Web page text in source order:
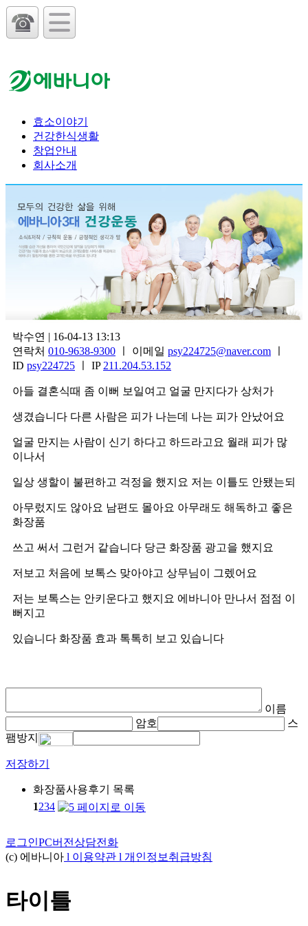
효소이야기
건강한식생활
창업안내
회사소개
박수연 | 16-04-13 13:13
연락처 010-9638-9300 ㅣ 이메일 psy224725@naver.com
ID psy224725 ㅣ IP 211.204.53.152
아들 결혼식때 좀 이뻐 보일여고 얼굴 만지다가 상처가
생겼습니다 다른 사람은 피가 나는데 나는 피가 안났어요
얼굴 만지는 사람이 신기 하다고 하드라고요 월래 피가 많
이나서
일상 생할이 불편하고 걱정을 했지요 저는 이틀도 안됐는되
아무렀지도 않아요 남편도 몰아요 아무래도 해독하고 좋은
화장품
쓰고 써서 그런거 같습니다 당근 화장품 광고을 했지요
저보고 처음에 보톡스 맞아야고 상무님이 그렜어요
저는 보톡스는 안키운다고 했지요 에바니아 만나서 점점 이
뻐지고
있습니다 화장품 효과 톡톡히 보고 있습니다
이름
암호
스
팸방지
저장하기
화장품사용후기 목록
1234
로그인PC버전상담전화
(c) 에바니아 l 이용약관 l 개인정보취급방침
타이틀